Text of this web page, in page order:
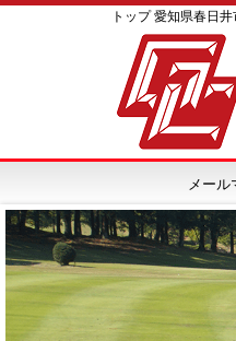
トップ 愛知県春日
メール